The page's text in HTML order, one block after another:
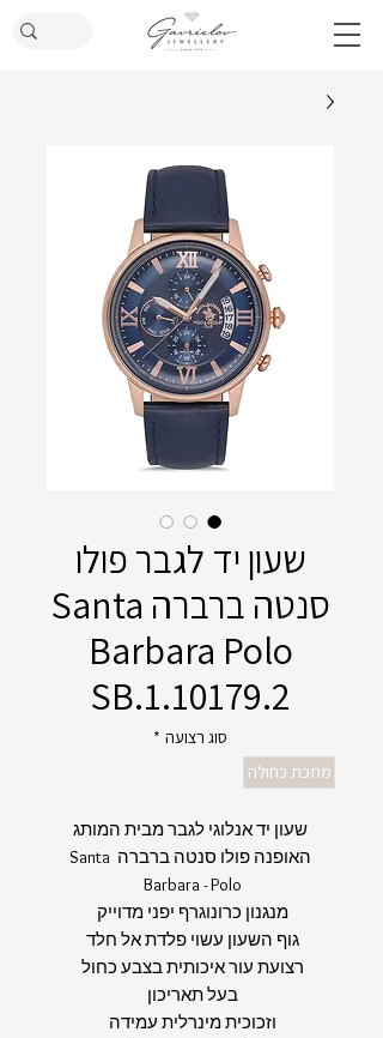
שעון יד לגבר פולו
סנטה ברברה Santa
Barbara Polo
SB.1.10179.2
סוג רצועה *
מתכת כחולה
שעון יד אנלוגי לגבר מבית המותג
האופנה פולו סנטה ברברה Santa
Barbara - Polo
מנגנון כרונוגרף יפני מדוייק
גוף השעון עשוי פלדת אל חלד
רצועת עור איכותית בצבע כחול
בעל תאריכון
וזכוכית מינרלית עמידה